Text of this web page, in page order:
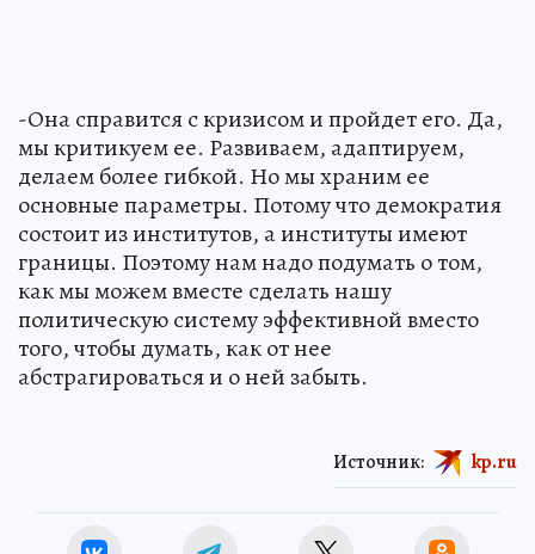
-Она справится с кризисом и пройдет его. Да,
мы критикуем ее. Развиваем, адаптируем,
делаем более гибкой. Но мы храним ее
основные параметры. Потому что демократия
состоит из институтов, а институты имеют
границы. Поэтому нам надо подумать о том,
как мы можем вместе сделать нашу
политическую систему эффективной вместо
того, чтобы думать, как от нее
абстрагироваться и о ней забыть.
Источник: kp.ru